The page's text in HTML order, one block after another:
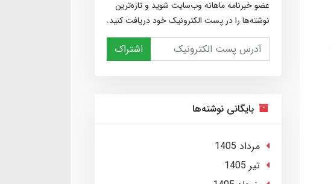
عضو خبرنامه ماهانه وب‌سایت شوید و تازه‌ترین
نوشته‌ها را در پست الکترونیک خود دریافت کنید.
اشتراک
بایگانی نوشته‌ها
مرداد 1405
تير 1405